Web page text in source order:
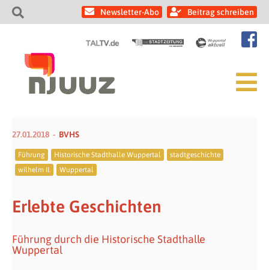
Newsletter-Abo Beitrag schreiben
27.01.2018 BVHS
Führung Historische Stadthalle Wuppertal
stadtgeschichte
wilhelm II.
Wuppertal
Erlebte Geschichten
Führung durch die Historische Stadthalle
Wuppertal